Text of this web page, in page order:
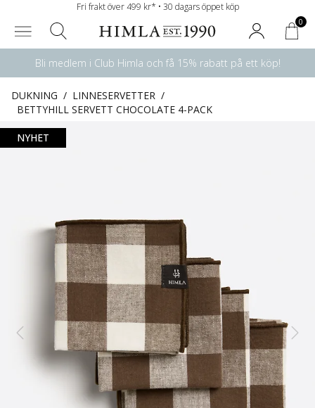
Fri frakt över 499 kr* • 30 dagars öppet köp
0
Bli medlem i Club Himla och få 15% rabatt på ett köp!
DUKNING / LINNESERVETTER /
BETTYHILL SERVETT CHOCOLATE 4-PACK
NYHET